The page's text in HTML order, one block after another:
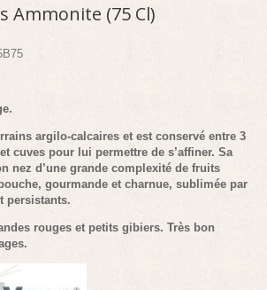
Ammonite (75 Cl)
argilo-calcaires et est conservé entre 3
cuves pour lui permettre de s’affiner. Sa
nez d’une grande complexité de fruits
gourmande et charnue, sublimée par
persistants.
rouges et petits gibiers. Très bon